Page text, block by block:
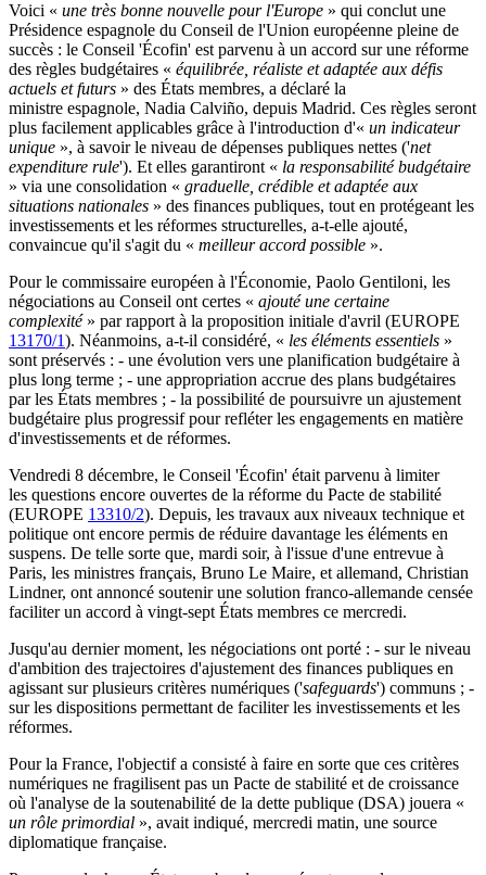
Voici « une très bonne nouvelle pour l'Europe » qui conclut une
Présidence espagnole du Conseil de l'Union européenne pleine de
succès : le Conseil 'Écofin' est parvenu à un accord sur une réforme
des règles budgétaires « équilibrée, réaliste et adaptée aux défis
actuels et futurs » des États membres, a déclaré la
ministre espagnole, Nadia Calviño, depuis Madrid. Ces règles seront
plus facilement applicables grâce à l'introduction d'« un indicateur
unique », à savoir le niveau de dépenses publiques nettes ('net
expenditure rule'). Et elles garantiront « la responsabilité budgétaire
» via une consolidation « graduelle, crédible et adaptée aux
situations nationales » des finances publiques, tout en protégeant les
investissements et les réformes structurelles, a-t-elle ajouté,
convaincue qu'il s'agit du « meilleur accord possible ».
Pour le commissaire européen à l'Économie, Paolo Gentiloni, les
négociations au Conseil ont certes « ajouté une certaine
complexité » par rapport à la proposition initiale d'avril (EUROPE
13170/1). Néanmoins, a-t-il considéré, « les éléments essentiels »
sont préservés : - une évolution vers une planification budgétaire à
plus long terme ; - une appropriation accrue des plans budgétaires
par les États membres ; - la possibilité de poursuivre un ajustement
budgétaire plus progressif pour refléter les engagements en matière
d'investissements et de réformes.
Vendredi 8 décembre, le Conseil 'Écofin' était parvenu à limiter
les questions encore ouvertes de la réforme du Pacte de stabilité
(EUROPE 13310/2). Depuis, les travaux aux niveaux technique et
politique ont encore permis de réduire davantage les éléments en
suspens. De telle sorte que, mardi soir, à l'issue d'une entrevue à
Paris, les ministres français, Bruno Le Maire, et allemand, Christian
Lindner, ont annoncé soutenir une solution franco-allemande censée
faciliter un accord à vingt-sept États membres ce mercredi.
Jusqu'au dernier moment, les négociations ont porté : - sur le niveau
d'ambition des trajectoires d'ajustement des finances publiques en
agissant sur plusieurs critères numériques ('safeguards') communs ; -
sur les dispositions permettant de faciliter les investissements et les
réformes.
Pour la France, l'objectif a consisté à faire en sorte que ces critères
numériques ne fragilisent pas un Pacte de stabilité et de croissance
où l'analyse de la soutenabilité de la dette publique (DSA) jouera «
un rôle primordial », avait indiqué, mercredi matin, une source
diplomatique française.